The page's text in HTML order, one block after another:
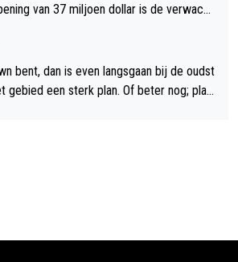
van 37 miljoen dollar is de verwacht
bent, dan is even langsgaan bij de oudst
sterk plan. Of beter nog; plan